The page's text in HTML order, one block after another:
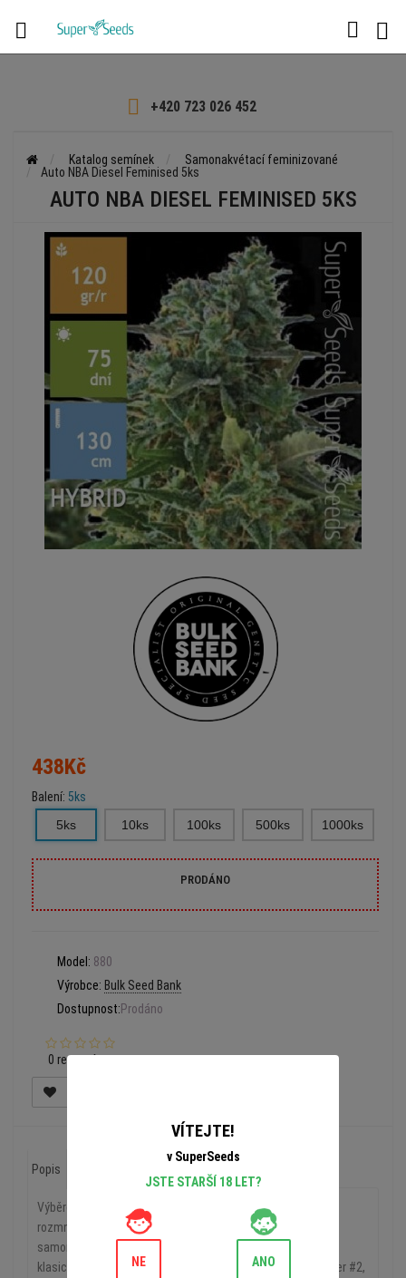
 +420 723 026 452
Katalog semínek
Samonakvétací feminizované
Auto NBA Diesel Feminised 5ks
AUTO NBA DIESEL FEMINISED 5KS
438Kč
Balení: 5ks
5ks
10ks 100ks 500ks 1000ks
PRODÁNO
Model: 880
Výrobce: Bulk Seed Bank
Dostupnost:Prodáno
0 recenzí
Popis
Výběrem a křížením po několik generací jsme se snažili
rozmnožit klasickou odrůdu ny diesel v její feminizované
samonakvétací verzi. Výsledkem je stabilní kříženec mezi
klasickými odrůdami New York City Diesel a skvělou Lowryder #2,
VÍTEJTE!
v SuperSeeds
JSTE STARŠÍ 18 LET?
NE ANO